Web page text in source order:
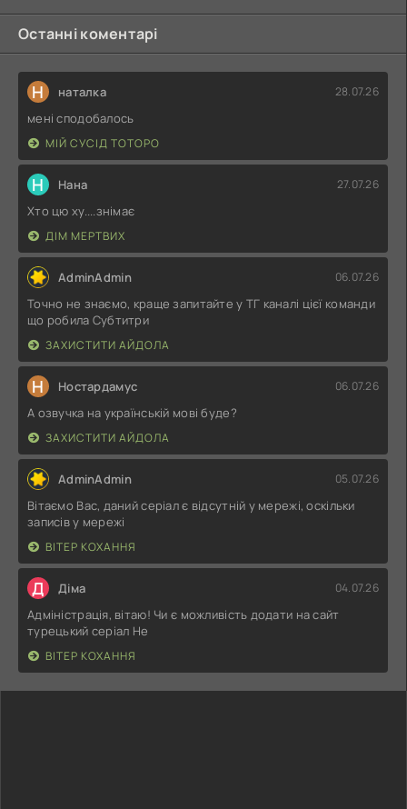
Останні коментарі
Н наталка 28.07.26
мені сподобалось
МІЙ СУСІД ТОТОРО
Н Нана 27.07.26
Хто цю ху....знімає
ДІМ МЕРТВИХ
AdminAdmin 06.07.26
Точно не знаємо, краще запитайте у ТГ каналі цієї команди
що робила Субтитри
ЗАХИСТИТИ АЙДОЛА
Н Ностардамус 06.07.26
А озвучка на українській мові буде?
ЗАХИСТИТИ АЙДОЛА
AdminAdmin 05.07.26
Вітаємо Вас, даний серіал є відсутній у мережі, оскільки
записів у мережі
ВІТЕР КОХАННЯ
Д Діма 04.07.26
Адміністрація, вітаю! Чи є можливість додати на сайт
турецький серіал Не
ВІТЕР КОХАННЯ